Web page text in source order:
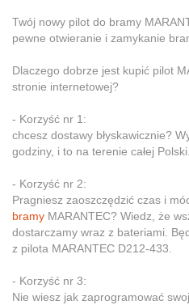
Twój nowy pilot do bramy
pewne otwieranie i zamykanie
Dlaczego dobrze jest kupić pilot
stronie internetowej?
- Korzyść nr 1:
chcesz dostawy błyskawicznie?
godziny, i to na terenie całej Polski.
- Korzyść nr 2:
Pragniesz zaoszczędzić czas i
bramy MARANTEC? Wiedz, że
dostarczamy wraz z bateriami.
z pilota MARANTEC D212-433.
- Korzyść nr 3:
Nie wiesz jak zaprogramować